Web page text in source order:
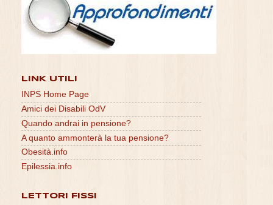
LINK UTILI
INPS Home Page
Amici dei Disabili OdV
Quando andrai in pensione?
A quanto ammonterà la tua pensione?
Obesità.info
Epilessia.info
LETTORI FISSI